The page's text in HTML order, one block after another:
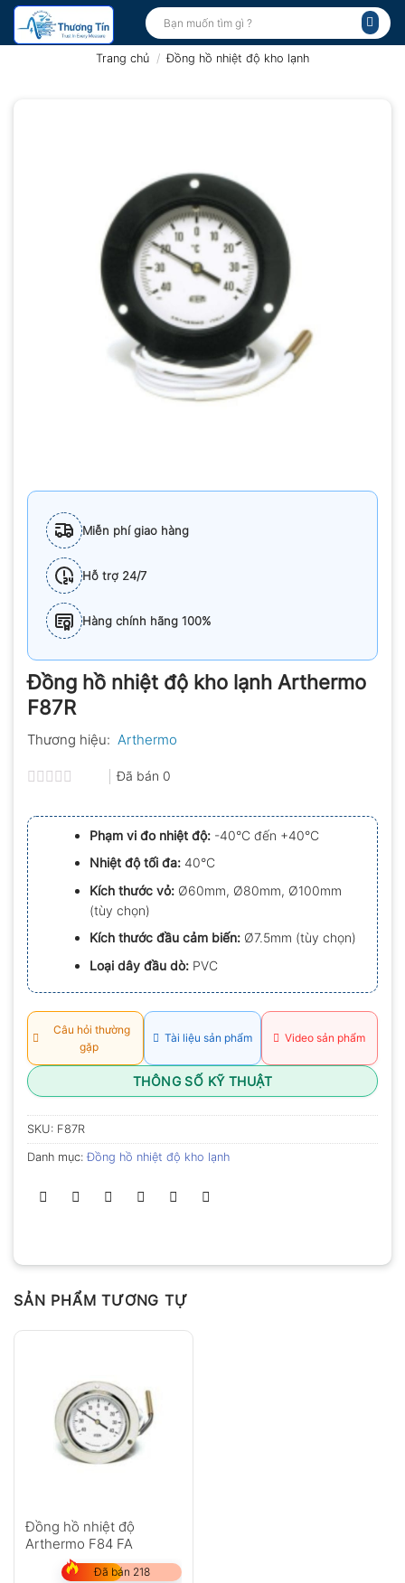
Bỏ
qua
Tìm
kiếm:
Trang chủ / Đồng hồ nhiệt độ kho lạnh
Miễn phí giao hàng
Hỗ trợ 24/7
Hàng chính hãng 100%
Đồng hồ nhiệt độ kho lạnh Arthermo
F87R
Thương hiệu: Arthermo
xếp
hạng
0.0
5
sao
Đã bán 0
Phạm vi đo nhiệt độ: -40°C đến +40°C
Nhiệt độ tối đa: 40°C
Kích thước vỏ: Ø60mm, Ø80mm, Ø100mm
(tùy chọn)
Kích thước đầu cảm biến: Ø7.5mm (tùy chọn)
Loại dây đầu dò: PVC
Câu hỏi thường
gặp
Tài liệu sản phẩm Video sản phẩm
THÔNG SỐ KỸ THUẬT
SKU: F87R
Danh mục:Đồng hồ nhiệt độ kho lạnh
SẢN PHẨM TƯƠNG TỰ
Đồng hồ nhiệt độ
Arthermo F84 FA
Đã bán 218